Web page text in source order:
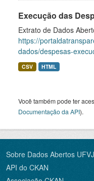
Execução das
Extrato de Dados
https://
dados/despesas-
CSV HTML
Você também pode ter
Documentação da API).
Sobre Dados Abertos
API do CKAN